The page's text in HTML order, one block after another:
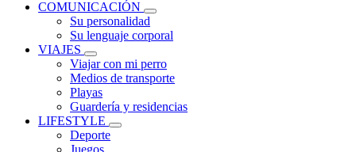
COMUNICACIÓN
Su personalidad
Su lenguaje corporal
VIAJES
Viajar con mi perro
Medios de transporte
Playas
Guardería y residencias
LIFESTYLE
Deporte
Juegos